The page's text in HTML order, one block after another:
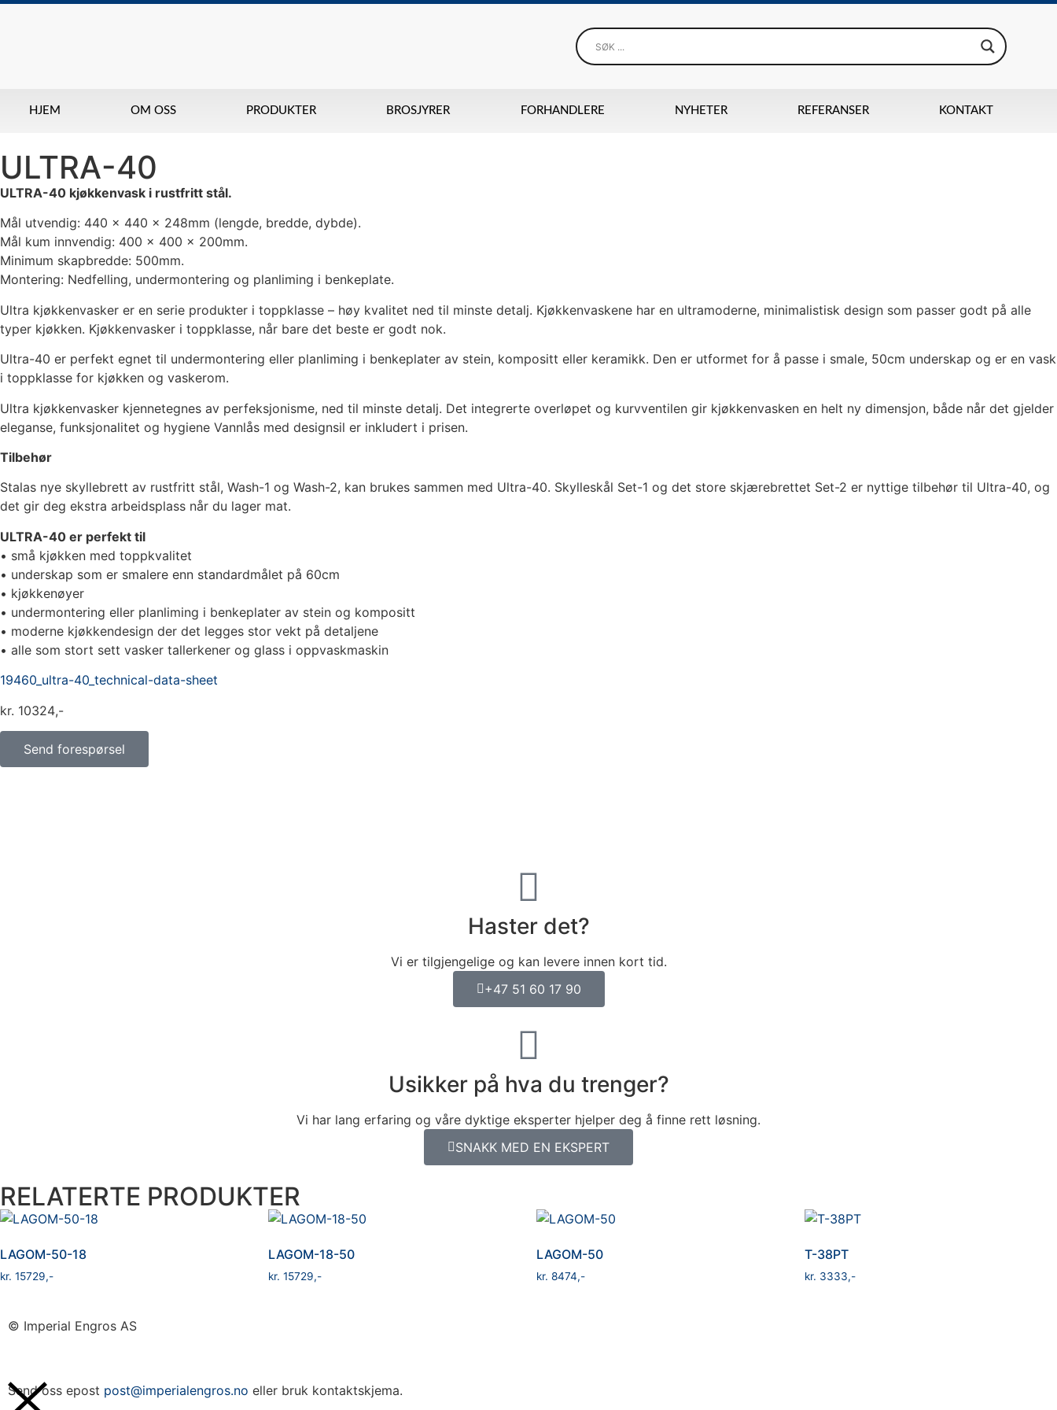
HJEM OM OSS PRODUKTER BROSJYRER FORHANDLERE NYHETER REFERANSER KONTAKT
ULTRA-40
ULTRA-40 kjøkkenvask i rustfritt stål.
Mål utvendig: 440 x 440 x 248mm (lengde, bredde, dybde).
Mål kum innvendig: 400 x 400 x 200mm.
Minimum skapbredde: 500mm.
Montering: Nedfelling, undermontering og planliming i benkeplate.
Ultra kjøkkenvasker er en serie produkter i toppklasse – høy kvalitet ned til minste detalj. Kjøkkenvaskene har en ultramoderne, minimalistisk design som passer godt på alle
typer kjøkken. Kjøkkenvasker i toppklasse, når bare det beste er godt nok.
Ultra-40 er perfekt egnet til undermontering eller planliming i benkeplater av stein, kompositt eller keramikk. Den er utformet for å passe i smale, 50cm underskap og er en vask
i toppklasse for kjøkken og vaskerom.
Ultra kjøkkenvasker kjennetegnes av perfeksjonisme, ned til minste detalj. Det integrerte overløpet og kurvventilen gir kjøkkenvasken en helt ny dimensjon, både når det gjelder
eleganse, funksjonalitet og hygiene Vannlås med designsil er inkludert i prisen.
Tilbehør
Stalas nye skyllebrett av rustfritt stål, Wash-1 og Wash-2, kan brukes sammen med Ultra-40. Skylleskål Set-1 og det store skjærebrettet Set-2 er nyttige tilbehør til Ultra-40, og
det gir deg ekstra arbeidsplass når du lager mat.
ULTRA-40 er perfekt til
• små kjøkken med toppkvalitet
• underskap som er smalere enn standardmålet på 60cm
• kjøkkenøyer
• undermontering eller planliming i benkeplater av stein og kompositt
• moderne kjøkkendesign der det legges stor vekt på detaljene
• alle som stort sett vasker tallerkener og glass i oppvaskmaskin
19460_ultra-40_technical-data-sheet
kr 10324
Send forespørsel
Haster det?
Vi er tilgjengelige og kan levere innen kort tid.
+47 51 60 17 90
Usikker på hva du trenger?
Vi har lang erfaring og våre dyktige eksperter hjelper deg å finne rett løsning.
SNAKK MED EN EKSPERT
RELATERTE PRODUKTER
LAGOM-50-18
kr 15729
LAGOM-18-50
kr 15729
LAGOM-50
kr 8474
T-38PT
kr 3333
© Imperial Engros AS
Send oss epost post@imperialengros.no eller bruk kontaktskjema.